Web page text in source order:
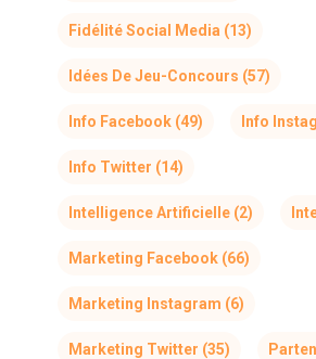
Fidélité Social Media (13)
Idées De Jeu-Concours (57)
Info Facebook(49) Info
Info Twitter (14)
Intelligence Artificielle(2)
Marketing Facebook(66)
Marketing Instagram (6)
Marketing Twitter (35)